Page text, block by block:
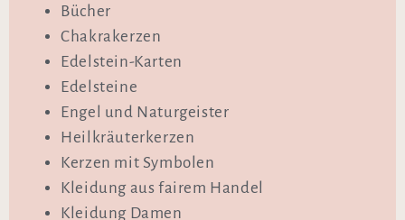
Bücher
Chakrakerzen
Edelstein-Karten
Edelsteine
Engel und Naturgeister
Heilkräuterkerzen
Kerzen mit Symbolen
Kleidung aus fairem Handel
Kleidung Damen